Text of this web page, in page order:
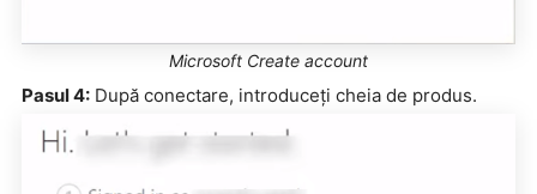
Microsoft Create account
Pasul 4: După conectare, introduceți cheia de produs.